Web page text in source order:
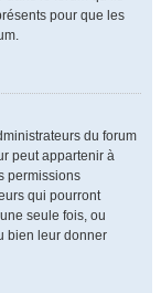
pour que les
du forum
peut appartenir à
permissions
qui pourront
seule fois, ou
bien leur donner